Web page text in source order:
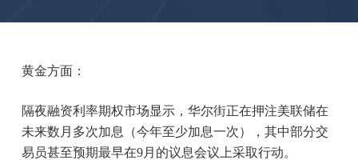
黄金方面：
隔夜融资利率期权市场显示，华尔街正在押注美联储在
未来数月多次加息（今年至少加息一次），其中部分交
易员甚至预期最早在9月的议息会议上采取行动。